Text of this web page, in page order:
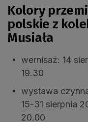
Kolory
polskie z
Musiała
wernisaż: 14
19.30
wystawa
15-31 sierpnia
20.00